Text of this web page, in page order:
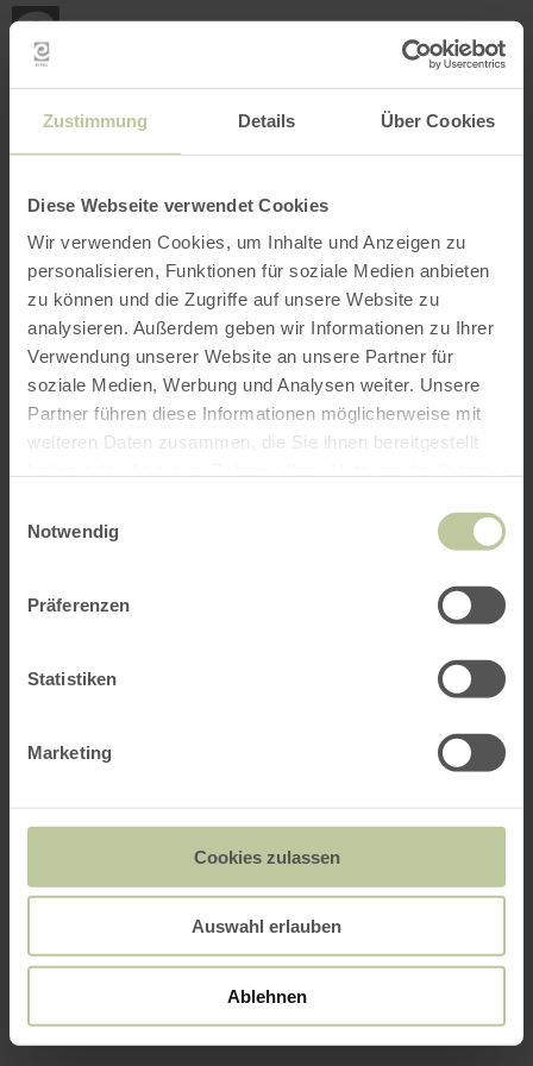
Zustimmung Details Über Cookies
Diese Webseite verwendet Cookies
Wir verwenden Cookies, um Inhalte und Anzeigen zu
personalisieren, Funktionen für soziale Medien anbieten
zu können und die Zugriffe auf unsere Website zu
analysieren. Außerdem geben wir Informationen zu Ihrer
Verwendung unserer Website an unsere Partner für
soziale Medien, Werbung und Analysen weiter. Unsere
Partner führen diese Informationen möglicherweise mit
weiteren Daten zusammen, die Sie ihnen bereitgestellt
Notwendig
Präferenzen
Statistiken
Marketing
Cookies zulassen
Auswahl erlauben
Ablehnen
Ga naar de hoofdinhoud
Ga naar de zoekfunctie
Ga naar de hoofdnavigatie
Ga naar de voettekst
Terug
naar
startpagina
ZOEKEN MENU
Het onderstaande vrijetijdsaanbod is door de
aanbieder Rureifel Tourismus GmbH op het
aanbieder Rureifel Tourismus GmbH is als enige
verantwoordelijk voor de inhoud.